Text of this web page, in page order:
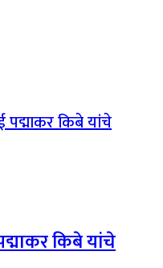
पद्माकर किबे यांचे